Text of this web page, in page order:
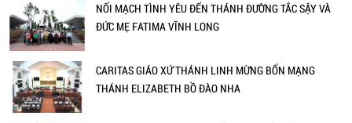
NỐI MẠCH TÌNH YÊU ĐẾN THÁNH ĐƯỜNG TẮC SẬY VÀ
ĐỨC MẸ FATIMA VĨNH LONG
CARITAS GIÁO XỨ THÁNH LINH MỪNG BỔN MẠNG
THÁNH ELIZABETH BỒ ĐÀO NHA